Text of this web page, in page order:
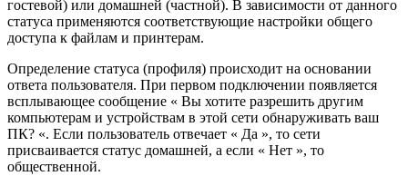
гостевой) или домашней (частной). В зависимости от данного
статуса применяются соответствующие настройки общего
доступа к файлам и принтерам.
Определение статуса (профиля) происходит на основании
ответа пользователя. При первом подключении появляется
всплывающее сообщение « Вы хотите разрешить другим
компьютерам и устройствам в этой сети обнаруживать ваш
ПК? «. Если пользователь отвечает « Да », то сети
присваивается статус домашней, а если « Нет », то
общественной.